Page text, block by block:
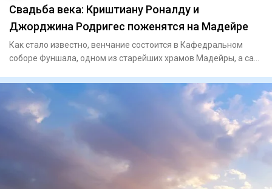
Свадьба века: Криштиану Роналду и
Джорджина Родригес поженятся на Мадейре
Как стало известно, венчание состоится в Кафедральном
соборе Фуншала, одном из старейших храмов Мадейры, а сам